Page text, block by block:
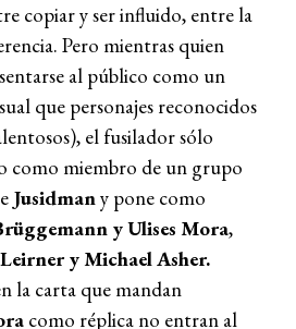
copiar y ser influido, entre la
Pero mientras quien
al público como un
que personajes reconocidos
el fusilador sólo
como miembro de un grupo
Jusidmany pone como
y Ulises Mora,
y Michael Asher.
la carta que mandan
como réplica no entran al